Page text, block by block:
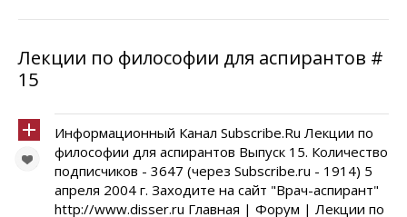
Лекции по философии для аспирантов #
15
Информационный Канал Subscribe.Ru Лекции по
философии для аспирантов Выпуск 15. Количество
подписчиков - 3647 (через Subscribe.ru - 1914) 5
апреля 2004 г. Заходите на сайт "Врач-аспирант"
http://www.disser.ru Главная | Форум | Лекции по